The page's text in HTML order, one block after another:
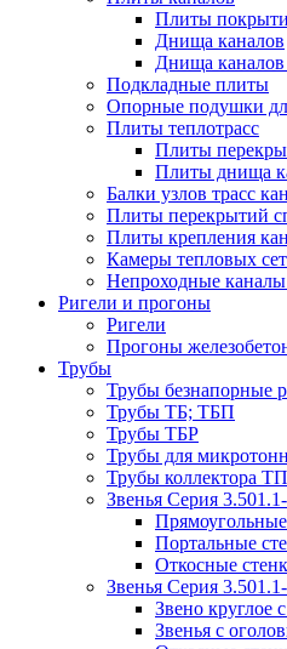
Плиты
Днища каналов
Днища каналов
Подкладные плиты
Опорные подушки
Плиты теплотрасс
Плиты
Плиты днища
Балки узлов трасс
Плиты перекрытий
Плиты крепления
Камеры тепловых
Непроходные каналы
Ригели и прогоны
Ригели
Прогоны
Трубы
Трубы безнапорные
Трубы ТБ; ТБП
Трубы ТБР
Трубы для
Трубы коллектора
Звенья Серия
Портальные
Откосные
Звенья Серия
Звено круглое
Звенья с